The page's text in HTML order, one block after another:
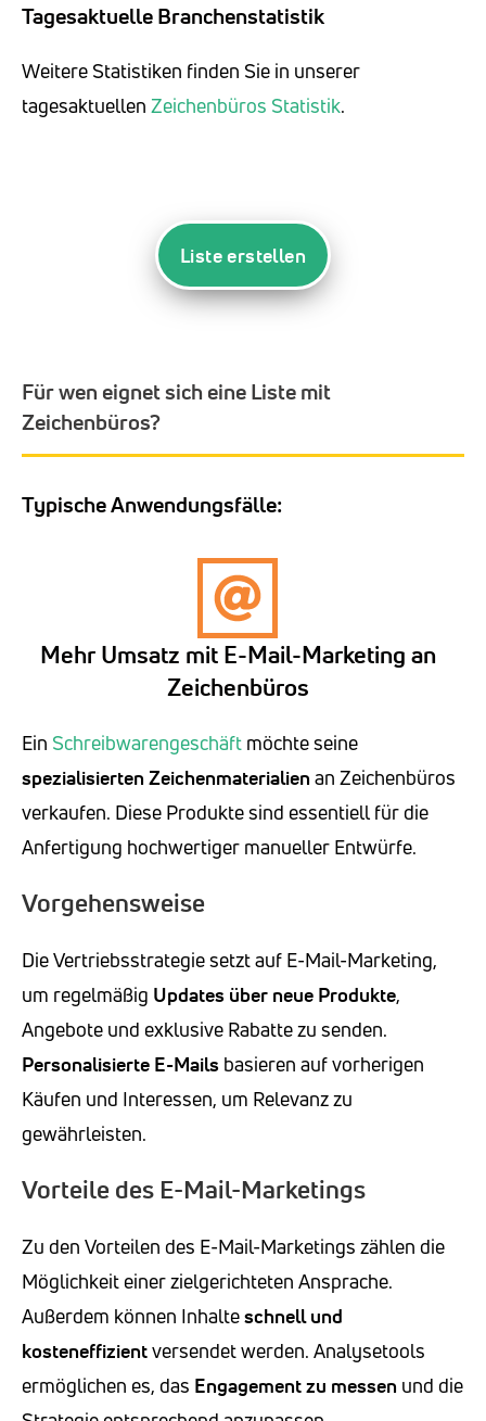
Tagesaktuelle Branchenstatistik
Weitere Statistiken finden Sie in unserer
tagesaktuellen Zeichenbüros Statistik.
Liste erstellen
Für wen eignet sich eine Liste mit
Zeichenbüros?
Typische Anwendungsfälle:
Mehr Umsatz mit E-Mail-Marketing an
Zeichenbüros
Ein Schreibwarengeschäft möchte seine
spezialisierten Zeichenmaterialien an Zeichenbüros
verkaufen. Diese Produkte sind essentiell für die
Anfertigung hochwertiger manueller Entwürfe.
Vorgehensweise
Die Vertriebsstrategie setzt auf E-Mail-Marketing,
um regelmäßig Updates über neue Produkte,
Angebote und exklusive Rabatte zu senden.
Personalisierte E-Mails basieren auf vorherigen
Käufen und Interessen, um Relevanz zu
gewährleisten.
Vorteile des E-Mail-Marketings
Zu den Vorteilen des E-Mail-Marketings zählen die
Möglichkeit einer zielgerichteten Ansprache.
Außerdem können Inhalteschnell und
kosteneffizientversendet werden. Analysetools
ermöglichen es, das Engagement zu messen und die